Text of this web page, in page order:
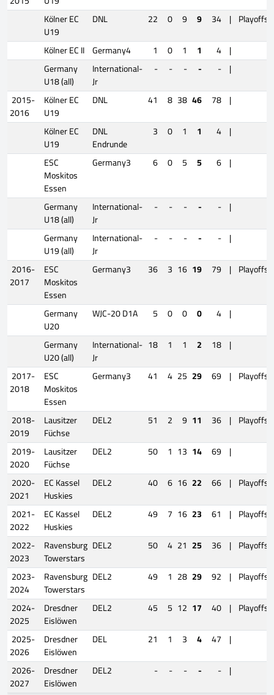
Kölner EC
U19
DNL 22 0 9 9 34 | Playoffs
Kölner EC II Germany4 1 0 1 1 4 |
Germany
U18 (all)
International-
Jr
- - - - - |
2015-
2016
Kölner EC
U19
DNL 41 8 38 46 78 |
Kölner EC
U19
DNL
Endrunde
3 0 1 1 4 |
ESC
Moskitos
Essen
Germany3 6 0 5 5 6 |
Germany
U18 (all)
International-
Jr
- - - - - |
Germany
U19 (all)
International-
Jr
- - - - - |
2016-
2017
ESC
Moskitos
Essen
Germany3 36 3 16 19 79 | Playoffs
Germany
U20
WJC-20 D1A 5 0 0 0 4 |
Germany
U20 (all)
International-
Jr
18 1 1 2 18 |
2017-
2018
ESC
Moskitos
Essen
Germany3 41 4 25 29 69 | Playoffs
2018-
2019
Lausitzer
Füchse
DEL2 51 2 9 11 36 | Playoffs
2019-
2020
Lausitzer
Füchse
DEL2 50 1 13 14 69 |
2020-
2021
EC Kassel
Huskies
DEL2 40 6 16 22 66 | Playoffs
2021-
2022
EC Kassel
Huskies
DEL2 49 7 16 23 61 | Playoffs
2022-
2023
Ravensburg
Towerstars
DEL2 50 4 21 25 36 | Playoffs
2023-
2024
Ravensburg
Towerstars
DEL2 49 1 28 29 92 | Playoffs
2024-
2025
Dresdner
Eislöwen
DEL2 45 5 12 17 40 | Playoffs
2025-
2026
Dresdner
Eislöwen
DEL 21 1 3 4 47 |
2026-
2027
Dresdner
Eislöwen
DEL2 - - - - - |